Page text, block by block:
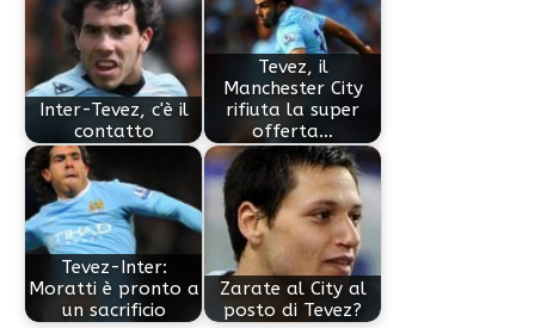
Inter-Tevez, c'è il
contatto
Tevez, il
Manchester City
rifiuta la super
offerta…
Tevez-Inter:
Moratti è pronto a
un sacrificio
Zarate al City al
posto di Tevez?